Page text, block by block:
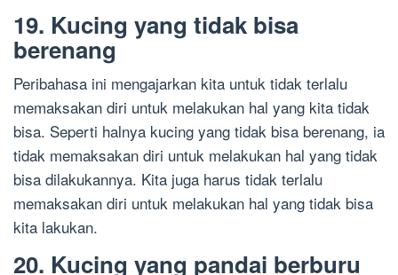
19. Kucing yang tidak bisa
berenang
Peribahasa ini mengajarkan kita untuk tidak terlalu
memaksakan diri untuk melakukan hal yang kita tidak
bisa. Seperti halnya kucing yang tidak bisa berenang, ia
tidak memaksakan diri untuk melakukan hal yang tidak
bisa dilakukannya. Kita juga harus tidak terlalu
memaksakan diri untuk melakukan hal yang tidak bisa
kita lakukan.
20. Kucing yang pandai berburu